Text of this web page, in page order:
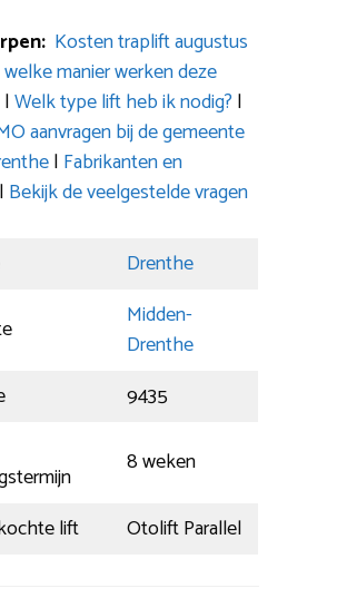
Kosten traplift augustus
manier werken deze
|Welk type lift heb ik nodig? |
aanvragen bij de gemeente
| Fabrikanten en
| Bekijk de veelgestelde vragen
Drenthe
Midden-
Drenthe
9435
8 weken
lift
Otolift Parallel